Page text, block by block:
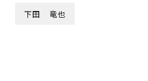
下田 竜也